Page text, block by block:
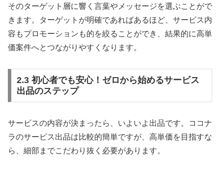
そのターゲット層に響く言葉やメッセージを選ぶことがで
きます。ターゲットが明確であればあるほど、サービス内
容もプロモーションも的を絞ることができ、結果的に高単
価案件へとつながりやすくなります。
2.3 初心者でも安心！ゼロから始めるサービス
出品のステップ
サービスの内容が決まったら、いよいよ出品です。ココナ
ラのサービス出品は比較的簡単ですが、高単価を目指すな
ら、細部までこだわり抜く必要があります。